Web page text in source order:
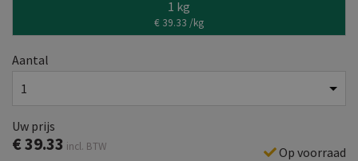
1 kg
€ 39.33 /kg
Aantal
Uw prijs
€39.33 incl. BTW
Op voorraad